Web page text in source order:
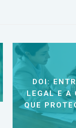
DOI:
LEGAL E A
QUE